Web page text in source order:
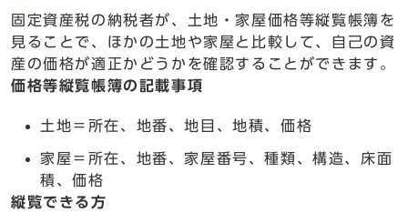
固定資産税の納税者が、土地・家屋価格等縦覧帳簿を
見ることで、ほかの土地や家屋と比較して、自己の資
産の価格が適正かどうかを確認することができます。
価格等縦覧帳簿の記載事項
土地＝所在、地番、地目、地積、価格
家屋＝所在、地番、家屋番号、種類、構造、床面
積、価格
縦覧できる方